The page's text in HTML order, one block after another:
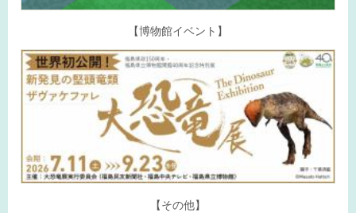
【博物館イベント】
【その他】